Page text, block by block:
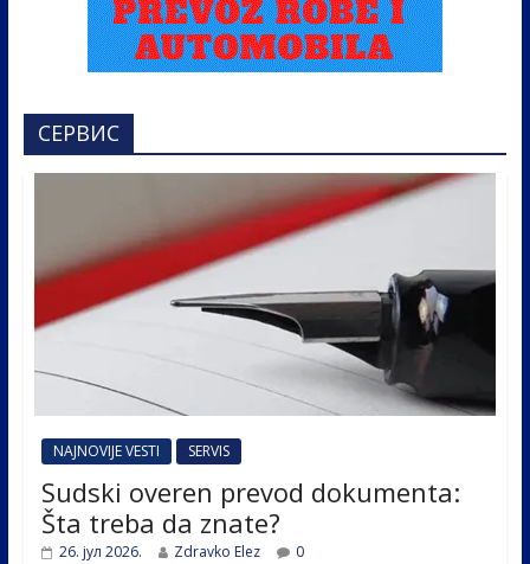
СЕРВИС
NAJNOVIJE VESTI SERVIS
Sudski overen prevod dokumenta:
Šta treba da znate?
26. јул 2026. Zdravko Elez 0